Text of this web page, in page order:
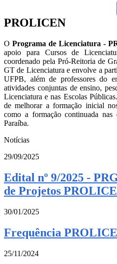
PROLICEN
OPrograma de Licenciatura -
apoio para Cursos de
coordenado pela Pró-Reitoria de
GT de Licenciatura e envolve a
UFPB, além de professores do
atividades conjuntas de ensino,
Licenciatura e nas Escolas
de melhorar a formação inicial
como a formação continuada nas
Paraíba.
Notícias
29/09/2025
Edital nº 9/2025 -
de Projetos
30/01/2025
Frequência
25/11/2024